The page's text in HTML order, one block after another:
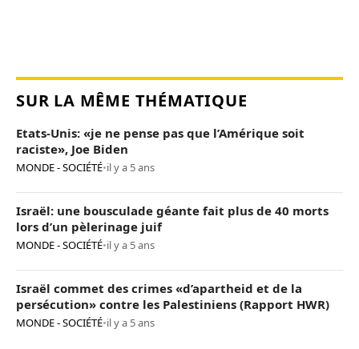
SUR LA MÊME THÉMATIQUE
Etats-Unis: «je ne pense pas que l’Amérique soit
raciste», Joe Biden
MONDE - SOCIÉTÉ•il y a 5 ans
Israël: une bousculade géante fait plus de 40 morts
lors d’un pèlerinage juif
MONDE - SOCIÉTÉ•il y a 5 ans
Israël commet des crimes «d’apartheid et de la
persécution» contre les Palestiniens (Rapport HWR)
MONDE - SOCIÉTÉ•il y a 5 ans